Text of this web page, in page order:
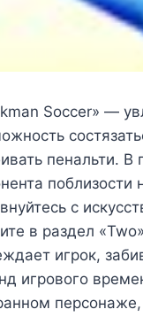
Soccer» —
пенальти.
поблизости
с
в раздел
игрок,
игрового
персонаже,